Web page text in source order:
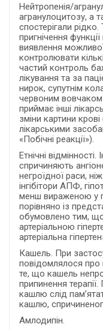
Нейтропенія/
агранулоцитозу, а
спостерігали
пригнічення
виявлення
контролювати
частий контроль
лікування та за
нирок, супутнім
червоним
приймає інші
зміни картини
лікарськими
«Побічні реакції»).
Етнічні
спричиняють
негроїдної раси,
інгібітори АПФ,
менш вираженою у
порівняно із
обумовлено тим, що
артеріальною
артеріальна
Кашель. При
повідомлялося
те, що кашель
припинення
кашлю слід
кашлю,
Амлодипін.